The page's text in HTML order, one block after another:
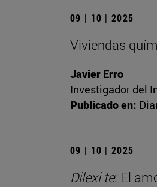
09 | 10 | 2025
Viviendas
Javier Erro
Investigador del
Publicado en:
09 | 10 | 2025
Dilexi te: El